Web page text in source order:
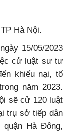
Hà Nội.
15/05/2023
cử luật sư tư
khiếu nại, tố
năm 2023.
sẽ cử 120 luật
trụ sở tiếp dân
quận Hà Đông,